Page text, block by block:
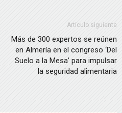
Artículo siguiente
Más de 300 expertos se reúnen
en Almería en el congreso ‘Del
Suelo a la Mesa’ para impulsar
la seguridad alimentaria